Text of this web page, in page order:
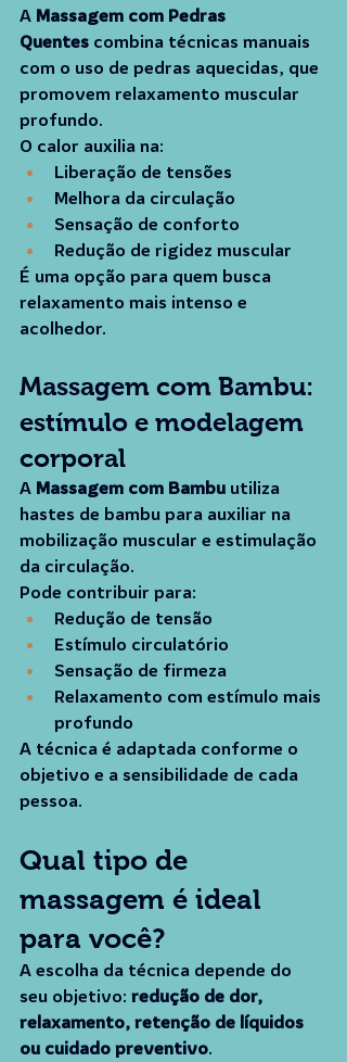
A Massagem com Pedras
Quentes combina técnicas manuais
com o uso de pedras aquecidas, que
promovem relaxamento muscular
profundo.
O calor auxilia na:
Liberação de tensões
Melhora da circulação
Sensação de conforto
Redução de rigidez muscular
É uma opção para quem busca
relaxamento mais intenso e
acolhedor.
Massagem com Bambu:
estímulo e modelagem
corporal
A Massagem com Bambu utiliza
hastes de bambu para auxiliar na
mobilização muscular e estimulação
da circulação.
Pode contribuir para:
Redução de tensão
Estímulo circulatório
Sensação de firmeza
Relaxamento com estímulo mais
profundo
A técnica é adaptada conforme o
objetivo e a sensibilidade de cada
pessoa.
Qual tipo de
massagem é ideal
para você?
A escolha da técnica depende do
seu objetivo: redução de dor,
relaxamento, retenção de líquidos
ou cuidado preventivo.